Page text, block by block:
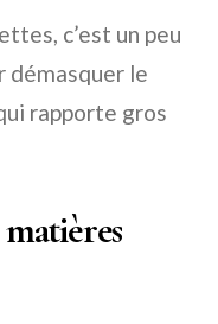
c’est un peu
démasquer le
rapporte gros